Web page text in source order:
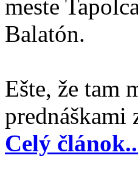
meste
Balatón.
Ešte, že tam
Celý